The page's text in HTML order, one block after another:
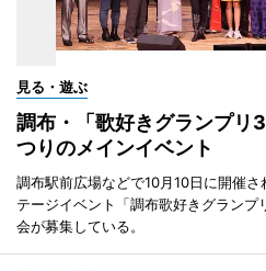
見る・遊ぶ
調布・「歌好きグランプ
つりのメインイベント
調布駅前広場などで10月10日に開催
テージイベント「調布歌好きグランプ
会が募集している。